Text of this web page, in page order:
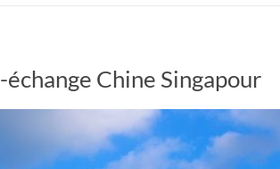
Chine Singapour